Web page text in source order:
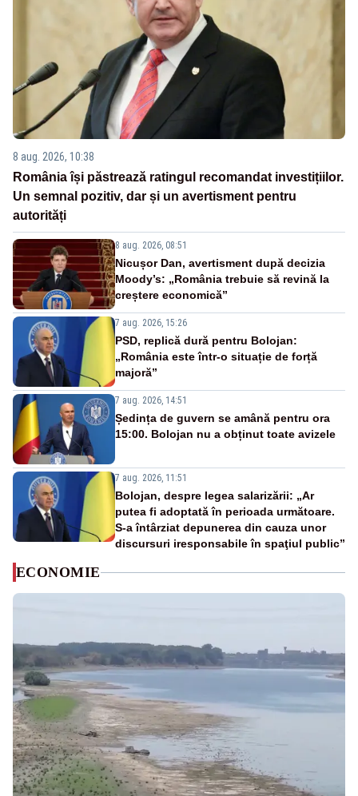
8 aug. 2026, 10:38
România își păstrează ratingul recomandat investițiilor.
Un semnal pozitiv, dar și un avertisment pentru
autorități
8 aug. 2026, 08:51
Nicușor Dan, avertisment după decizia
Moody’s: „România trebuie să revină la
creștere economică”
7 aug. 2026, 15:26
PSD, replică dură pentru Bolojan:
„România este într-o situație de forță
majoră”
7 aug. 2026, 14:51
Ședința de guvern se amână pentru ora
15:00. Bolojan nu a obținut toate avizele
7 aug. 2026, 11:51
Bolojan, despre legea salarizării: „Ar
putea fi adoptată în perioada următoare.
S-a întârziat depunerea din cauza unor
discursuri iresponsabile în spaţiul public”
ECONOMIE